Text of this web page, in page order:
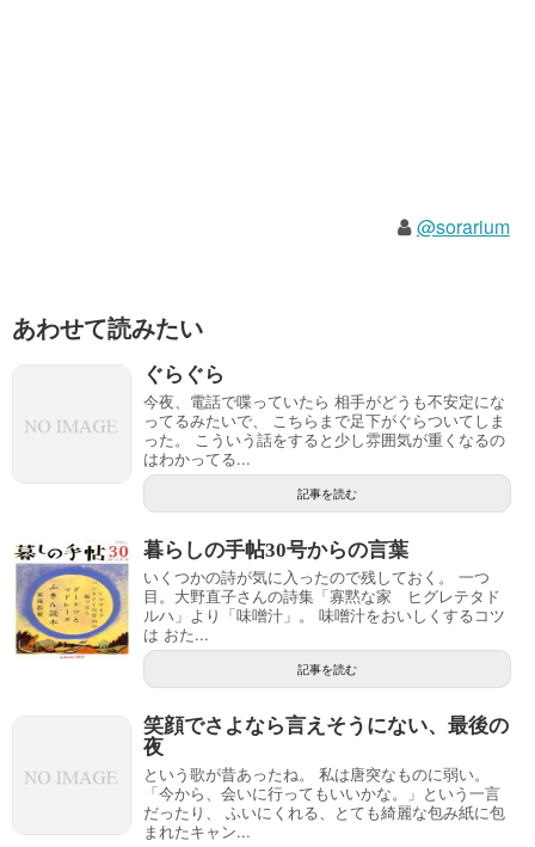
@sorarium
あわせて読みたい
ぐらぐら
今夜、電話で喋っていたら 相手がどうも不安定にな
ってるみたいで、 こちらまで足下がぐらついてしま
った。 こういう話をすると少し雰囲気が重くなるの
はわかってる...
記事を読む
暮らしの手帖30号からの言葉
いくつかの詩が気に入ったので残しておく。 一つ
目。大野直子さんの詩集「寡黙な家 ヒグレテタド
ルハ」より「味噌汁」。 味噌汁をおいしくするコツ
は おた...
記事を読む
笑顔でさよなら言えそうにない、最後の
夜
という歌が昔あったね。 私は唐突なものに弱い。
「今から、会いに行ってもいいかな。」という一言
だったり、 ふいにくれる、とても綺麗な包み紙に包
まれたキャン...